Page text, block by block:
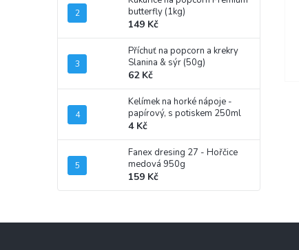
butterfly (1kg)
149 Kč
Příchuť na popcorn a krekry
Slanina & sýr (50g)
62 Kč
Kelímek na horké nápoje -
papírový, s potiskem 250ml
4 Kč
Fanex dresing 27 - Hořčice
medová 950g
159 Kč